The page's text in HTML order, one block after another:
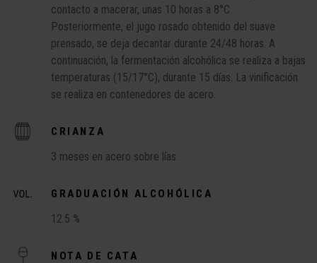
contacto a macerar, unas 10 horas a 8°C.
Posteriormente, el jugo rosado obtenido del suave
prensado, se deja decantar durante 24/48 horas. A
continuación, la fermentación alcohólica se realiza a bajas
temperaturas (15/17°C), durante 15 días. La vinificación
se realiza en contenedores de acero.
CRIANZA
3 meses en acero sobre lías.
GRADUACIÓN ALCOHÓLICA
12.5 %
NOTA DE CATA